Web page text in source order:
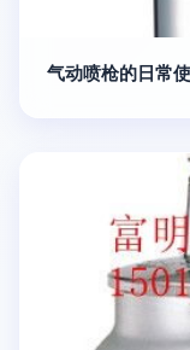
气动喷枪的日常